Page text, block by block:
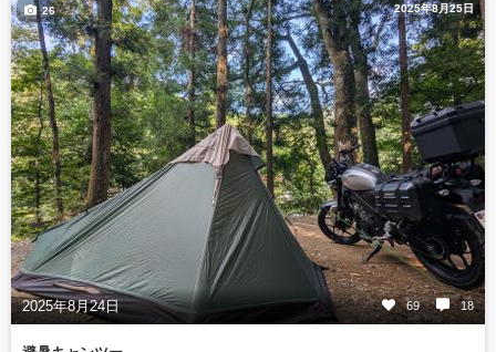
2025年8月25日
2025年8月24日 69 18
26